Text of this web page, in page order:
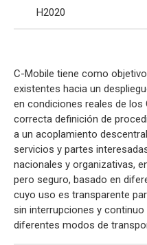
H2020
C-Mobile tiene como
existentes hacia un
en condiciones reales de los
correcta definición de
a un acoplamiento
servicios y partes
nacionales y organizativas,
pero seguro, basado en
cuyo uso es transparente
sin interrupciones y
diferentes modos de